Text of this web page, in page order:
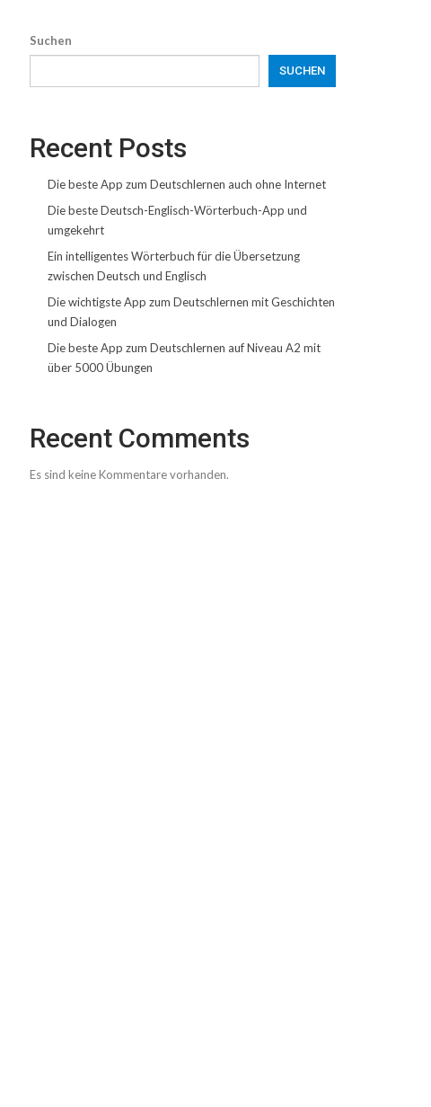
Suchen
SUCHEN
Recent Posts
Die beste App zum Deutschlernen auch ohne Internet
Die beste Deutsch-Englisch-Wörterbuch-App und
umgekehrt
Ein intelligentes Wörterbuch für die Übersetzung
zwischen Deutsch und Englisch
Die wichtigste App zum Deutschlernen mit Geschichten
und Dialogen
Die beste App zum Deutschlernen auf Niveau A2 mit
über 5000 Übungen
Recent Comments
Es sind keine Kommentare vorhanden.